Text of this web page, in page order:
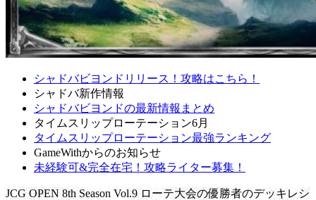
シャドバビヨンドリリース！攻略はこちら！
シャドバ新作情報
シャドバビヨンドの最新情報まとめ
タイムスリップローテーション6月
タイムスリップローテーション最強ランキング
GameWithからのお知らせ
未経験可&完全在宅！攻略ライター募集！
JCG OPEN 8th Season Vol.9 ローテ大会の優勝者のデッキレシ